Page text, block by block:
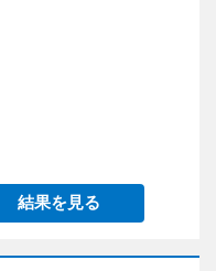
結果を見る